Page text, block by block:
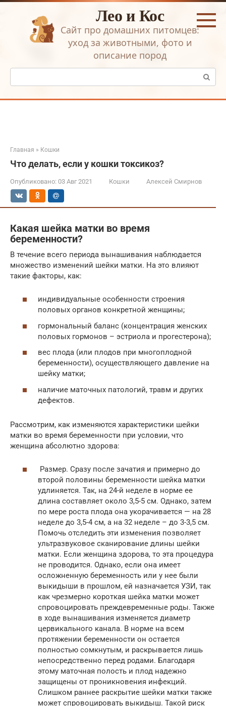
Перейти
Лео и Кос
Сайт про домашних питомцев:
уход за животными, фото и
описание пород
Поиск:
Главная » Кошки
Что делать, если у кошки токсикоз?
Опубликовано: 03 Авг 2021 Кошки Алексей Смирнов
Какая шейка матки во время
беременности?
В течение всего периода вынашивания наблюдается
множество изменений шейки матки. На это влияют
такие факторы, как:
индивидуальные особенности строения
половых органов конкретной женщины;
гормональный баланс (концентрация женских
половых гормонов – эстриола и прогестерона);
вес плода (или плодов при многоплодной
беременности), осуществляющего давление на
шейку матки;
наличие маточных патологий, травм и других
дефектов.
Рассмотрим, как изменяются характеристики шейки
матки во время беременности при условии, что
женщина абсолютно здорова:
Размер. Сразу после зачатия и примерно до
второй половины беременности шейка матки
удлиняется. Так, на 24-й неделе в норме ее
длина составляет около 3,5-5 см. Однако, затем
по мере роста плода она укорачивается — на 28
неделе до 3,5-4 см, а на 32 неделе – до 3-3,5 см.
Помочь отследить эти изменения позволяет
ультразвуковое сканирование длины шейки
матки. Если женщина здорова, то эта процедура
не проводится. Однако, если она имеет
осложненную беременность или у нее были
выкидыши в прошлом, ей назначается УЗИ, так
как чрезмерно короткая шейка матки может
спровоцировать преждевременные роды. Также
в ходе вынашивания изменяется диаметр
цервикального канала. В норме на всем
протяжении беременности он остается
полностью сомкнутым, и раскрывается лишь
непосредственно перед родами. Благодаря
этому маточная полость и плод надежно
защищены от проникновения инфекций.
Слишком раннее раскрытие шейки матки также
может спровоцировать выкидыш. Такой риск